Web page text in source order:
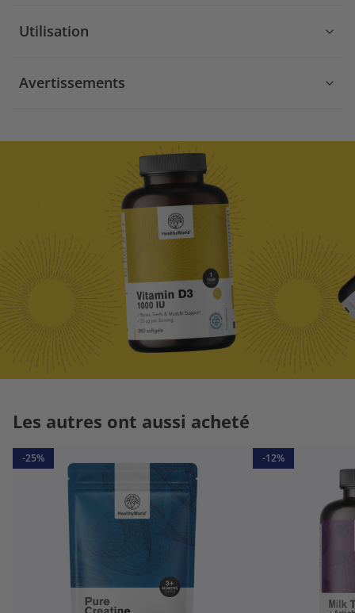
Utilisation
Avertissements
Les autres ont aussi acheté
-25% -12%